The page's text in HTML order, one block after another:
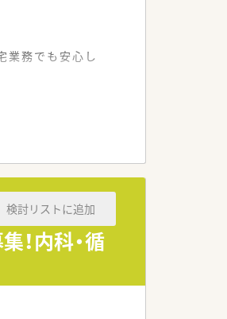
業務でも安心し
す。
めます。
す。
います。
できます。
です。
です。
です。
境です。
！内科・循
検討リストに追加